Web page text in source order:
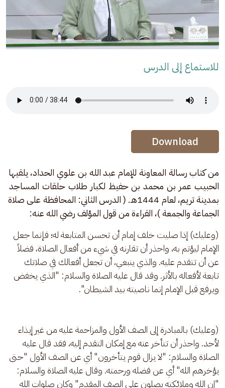
للاستماع إلى الدرس
Audio Stream
Audio Stream
Download
من كتاب رسالة المعاونة للإمام عبد الله بن علوي الحداد، يلقيها
الحبيب عمر بن محمد بن حفيظ لكبار طلاب حلقات المساجد
بمدينة تريم، لعام 1444هـ. ( الدرس الثاني: المحافظة على صلاة
الجماعة والجمعة )، القراءة من قول المؤلف رضي الله عنه:
(وعليك) إذا صليت خلف إمام أن تحسن المتابعة له؛ فإنما جعل
الإمام ليؤتم به، واحذر أن تقارنه في شيء من أفعال الصلاة، فضلاً
عن أن تتقدم عليه. والذي ينبغي، أن تجعل أفعالك في صلاتك
تابعة لأفعاله بالأثر. وقد قال عليه الصلاة والسلام: "الذي يخفض
ويرفع قبل الإمام إنما ناصيته بيد الشيطان".
(وعليك) بالمبادرة إلى الصف الأول والمزاحمة عليه من غير إيذاء
لأحد. واحذر أن تتأخر عنه مع إمكان التقدم إليه، فقد قال عليه
الصلاة والسلام: "لا يزال قوم يتأخرون" أي عن الصف الأول "حتى
يؤخرهم الله" أي عن فضله ورحمته. وقال عليه الصلاة والسلام:
"إن الله وملائكته يصلون على الصف المقدم" وكان صلوات الله